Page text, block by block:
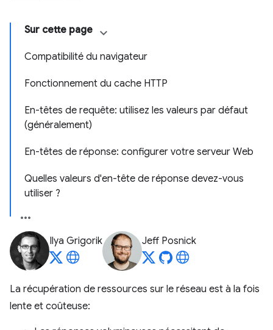
Sur cette page
Compatibilité du navigateur
Fonctionnement du cache HTTP
En-têtes de requête: utilisez les valeurs par défaut
(généralement)
En-têtes de réponse: configurer votre serveur Web
Quelles valeurs d'en-tête de réponse devez-vous
utiliser ?
Ilya Grigorik Jeff Posnick
La récupération de ressources sur le réseau est à la fois
lente et coûteuse: